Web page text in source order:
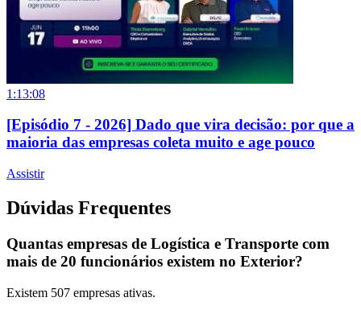
1:13:08
[Episódio 7 - 2026] Dado que vira decisão: por que a
maioria das empresas coleta muito e age pouco
Assistir
Dúvidas Frequentes
Quantas empresas de Logística e Transporte com
mais de 20 funcionários existem no Exterior?
Existem 507 empresas ativas.